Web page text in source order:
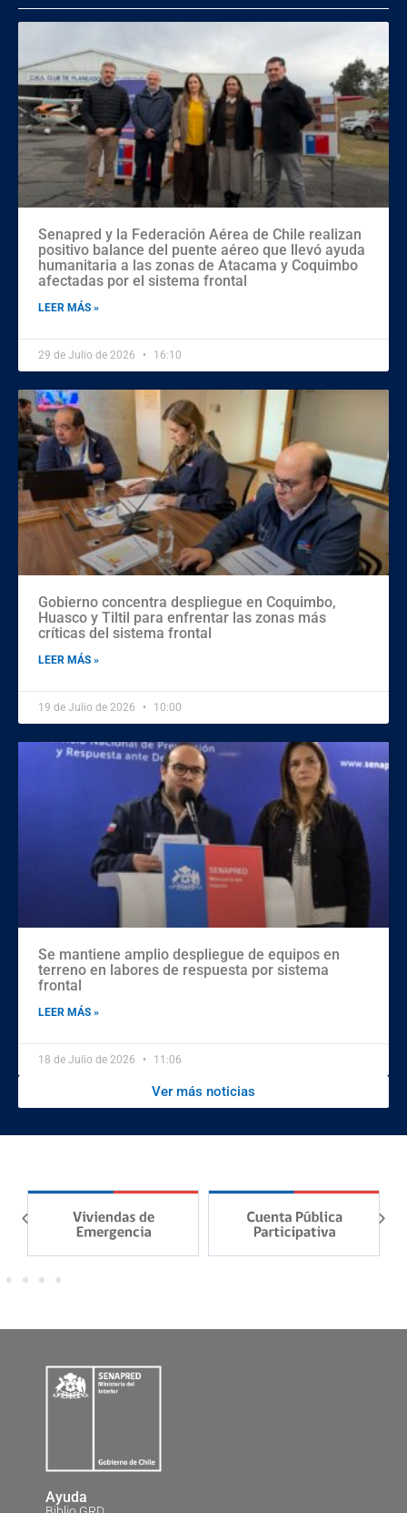
Senapred y la Federación Aérea de Chile realizan
positivo balance del puente aéreo que llevó ayuda
humanitaria a las zonas de Atacama y Coquimbo
afectadas por el sistema frontal
LEER MÁS »
29 de Julio de 2026 16:10
Gobierno concentra despliegue en Coquimbo,
Huasco y Tiltil para enfrentar las zonas más
críticas del sistema frontal
LEER MÁS »
19 de Julio de 2026 10:00
Se mantiene amplio despliegue de equipos en
terreno en labores de respuesta por sistema
frontal
LEER MÁS »
18 de Julio de 2026 11:06
Ver más noticias
Ayuda